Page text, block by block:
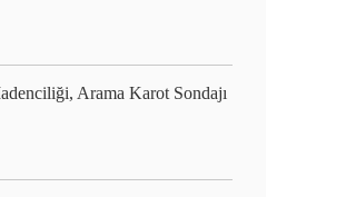
Arama Karot Sondajı